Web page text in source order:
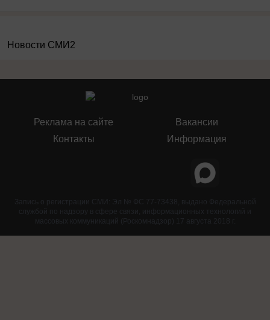
Новости СМИ2
Реклама на сайте
Контакты
Вакансии
Информация
Запись о регистрации СМИ: Эл № ФС 77-73438, выдано Федеральной
службой по надзору в сфере связи, информационных технологий и
массовых коммуникаций (Роскомнадзор) 17 августа 2018 г.